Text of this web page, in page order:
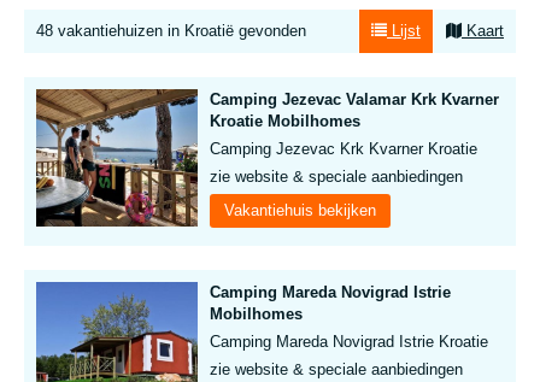
48 vakantiehuizen in Kroatië gevonden Lijst Kaart
Camping Jezevac Valamar Krk Kvarner
Kroatie Mobilhomes
Camping Jezevac Krk Kvarner Kroatie
zie website & speciale aanbiedingen
Vakantiehuis bekijken
Camping Mareda Novigrad Istrie
Mobilhomes
Camping Mareda Novigrad Istrie Kroatie
zie website & speciale aanbiedingen